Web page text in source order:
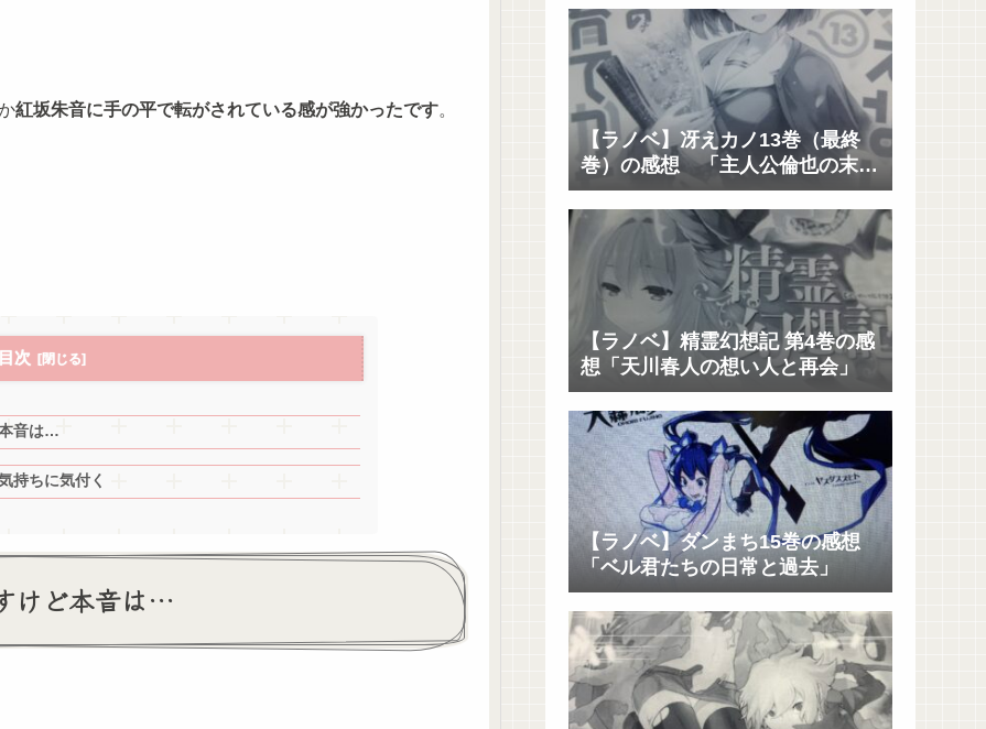
紅坂朱音に手の平で転がされている感が強かったです。
目次
音は…
持ちに気付く
けど本音は…
【ラノベ】冴えカノ13巻（最終
巻）の感想 「主人公倫也の末路
と未来に寄り添うのは?」
【ラノベ】精霊幻想記 第4巻の感
想「天川春人の想い人と再会」
【ラノベ】ダンまち15巻の感想
「ベル君たちの日常と過去」